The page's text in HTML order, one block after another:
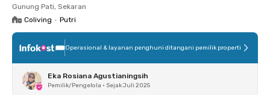
Gunung Pati, Sekaran
Coliving • Putri
Operasional & layanan penghuni ditangani pemilik properti
Eka Rosiana Agustianingsih
Pemilik/Pengelola • Sejak Juli 2025